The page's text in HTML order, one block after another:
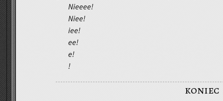
Nie­eee!
Niee!
iee!
ee!
e!
!
koniec